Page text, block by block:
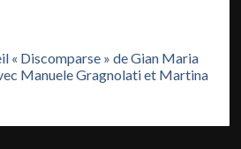
« Discomparse » de Gian Maria
Manuele Gragnolati et Martina